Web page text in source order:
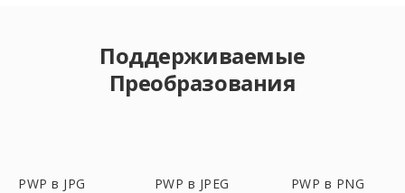
Поддерживаемые
Преобразования
PWP в JPG PWP в JPEG PWP в PNG